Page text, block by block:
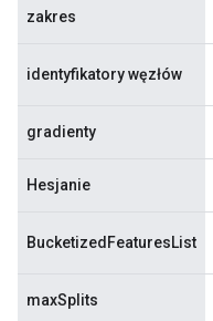
zakres
identyfikatory węzłów
gradienty
Hesjanie
BucketizedFeaturesList
maxSplits